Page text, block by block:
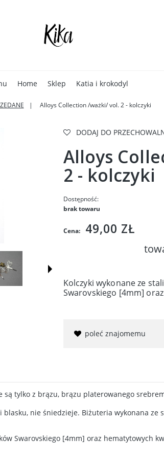
Home Sklep Katia i krokodyl
Alloys Collection /ważki/ vol. 2 - kolczyki
DODAJ DO
Alloys
2 - kolczyki
Dostępność:
brak towaru
Cena: 49,00 ZŁ
Kolczyki wykonane ze
Swarovskiego [4mm]
poleć znajomemu
są tylko z brązu, brązu platerowanego
nie śniedzieje. Biżuteria wykonana
Swarovskiego [4mm] oraz hematytowych